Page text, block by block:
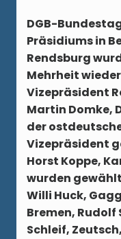
DGB-
Präsidiums in
Rendsburg
Mehrheit
Vizepräsident
Martin Domke,
der
Vizepräsident
Horst Koppe,
wurden
Willi Huck,
Bremen, Rudolf
Schleif,